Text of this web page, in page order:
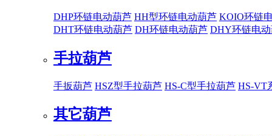
DHP环链电动葫芦 HH型环链电动葫芦 KOIO环链
DHT环链电动葫芦 DH环链电动葫芦 DHY环链电
手拉葫芦
手扳葫芦 HSZ型手拉葫芦 HS-C型手拉葫芦 HS-VT
其它葫芦